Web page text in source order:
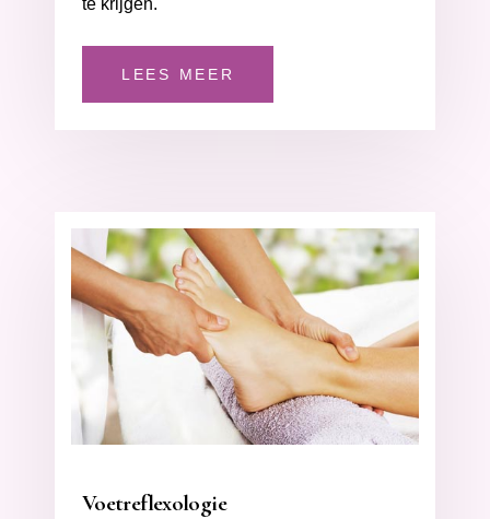
te krijgen.
LEES MEER
Voetreflexologie